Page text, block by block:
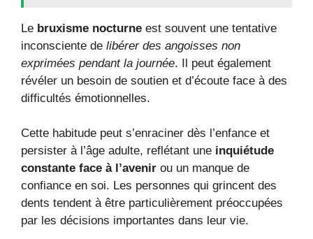
Le bruxisme nocturne est souvent une tentative
inconsciente de libérer des angoisses non
exprimées pendant la journée. Il peut également
révéler un besoin de soutien et d’écoute face à des
difficultés émotionnelles.
Cette habitude peut s’enraciner dès l’enfance et
persister à l’âge adulte, reflétant une inquiétude
constante face à l’avenir ou un manque de
confiance en soi. Les personnes qui grincent des
dents tendent à être particulièrement préoccupées
par les décisions importantes dans leur vie.